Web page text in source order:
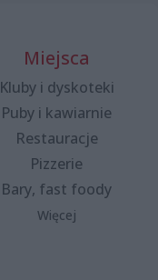
Miejsca
Kluby i dyskoteki
Puby i kawiarnie
Restauracje
Pizzerie
Bary, fast foody
Więcej